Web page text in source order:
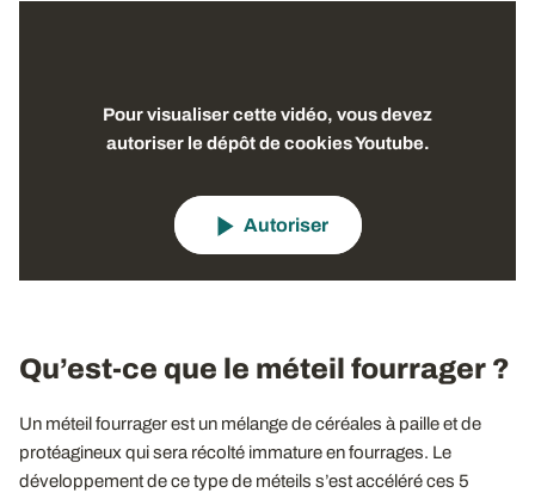
Pour visualiser cette vidéo, vous devez
autoriser le dépôt de cookies Youtube.
Autoriser
Qu’est-ce que le méteil fourrager ?
Un méteil fourrager est un mélange de céréales à paille et de
protéagineux qui sera récolté immature en fourrages. Le
développement de ce type de méteils s’est accéléré ces 5